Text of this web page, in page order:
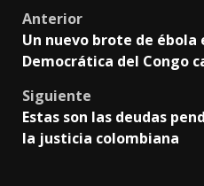
Post
navigation
Anterior
Un nuevo brote de ébola
Democrática del Congo
Siguiente
Estas son las deudas
la justicia colombiana